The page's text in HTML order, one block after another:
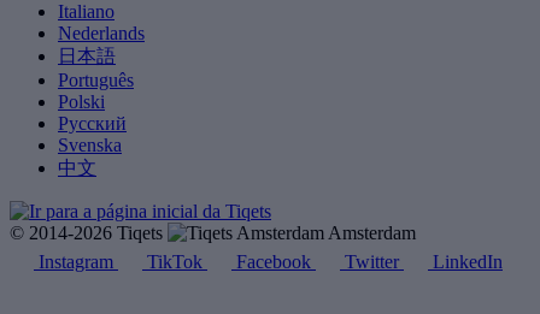
Italiano
Nederlands
日本語
Português
Polski
Русский
Svenska
中文
© 2014-2026 Tiqets
Amsterdam
Instagram
TikTok Facebook Twitter LinkedIn